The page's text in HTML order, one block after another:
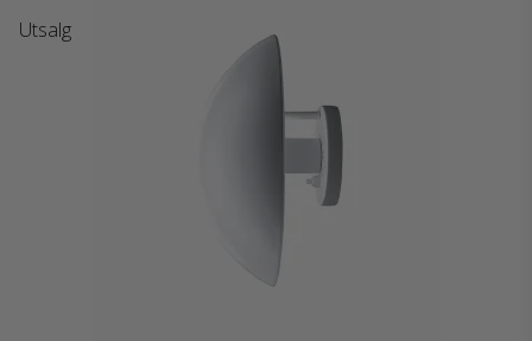
Utsalg